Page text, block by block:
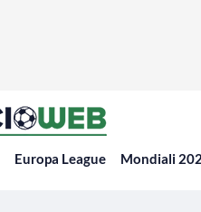
Europa League Mondiali